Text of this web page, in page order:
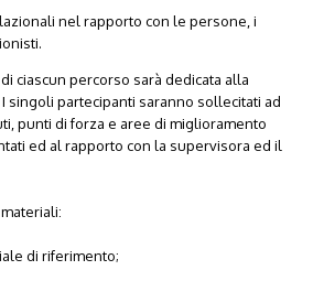
nel rapporto con le persone, i
ciascun percorso sarà dedicata alla
singoli partecipanti saranno sollecitati ad
punti di forza e aree di miglioramento
ed al rapporto con la supervisora ed il
di riferimento;